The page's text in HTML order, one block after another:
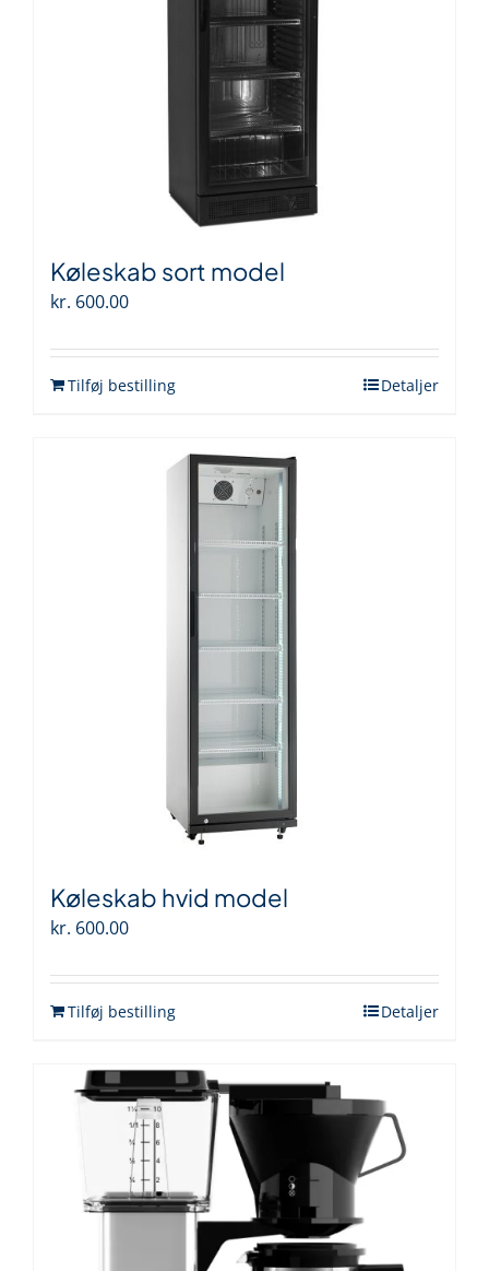
Køleskab sort model
kr. 600.00
Tilføj bestilling Detaljer
Køleskab hvid model
kr. 600.00
Tilføj bestilling Detaljer